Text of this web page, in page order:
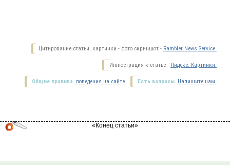
Цитирование статьи, картинки - фото скриншот - Rambler News Service.
Иллюстрация к статье - Яндекс. Картинки.
Есть вопросы. Напишите нам.
Общие правила поведения на сайте.